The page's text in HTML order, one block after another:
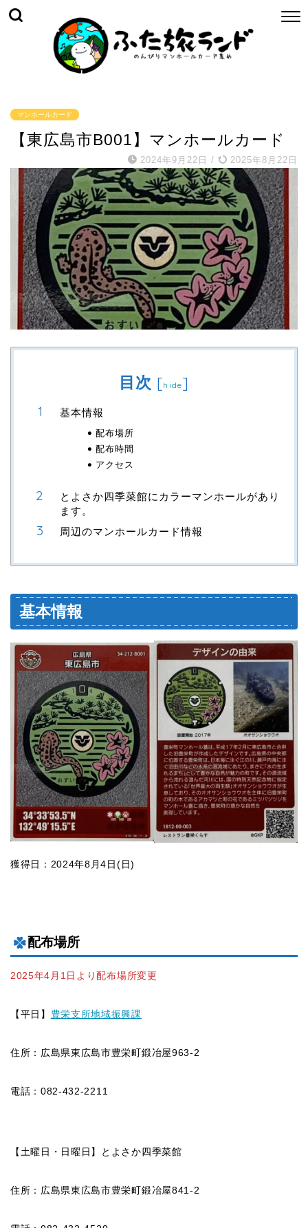
マンホールカード
【東広島市B001】マンホールカード
2024年9月22日 / 2025年8月22日
目次 [hide]
基本情報
配布場所
配布時間
アクセス
とよさか四季菜館にカラーマンホールがあり
ます。
周辺のマンホールカード情報
基本情報
獲得日：2024年8月4日(日)
配布場所
2025年4月1日より配布場所変更
【平日】 豊栄支所地域振興課
住所：広島県東広島市豊栄町鍛冶屋963-2
電話：082-432-2211
【土曜日・日曜日】とよさか四季菜館
住所：広島県東広島市豊栄町鍛冶屋841-2